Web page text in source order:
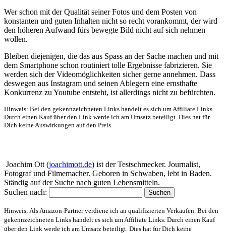
Wer schon mit der Qualität seiner Fotos und dem Posten von
konstanten und guten Inhalten nicht so recht vorankommt, der wird
den höheren Aufwand fürs bewegte Bild nicht auf sich nehmen
wollen.
Bleiben diejenigen, die das aus Spass an der Sache machen und mit
dem Smartphone schon routiniert tolle Ergebnisse fabrizieren. Sie
werden sich der Videomöglichkeiten sicher gerne annehmen. Dass
deswegen aus Instagram und seinen Ablegern eine ernsthafte
Konkurrenz zu Youtube entsteht, ist allerdings nicht zu befürchten.
Hinweis: Bei den gekennzeichneten Links handelt es sich um Affiliate Links.
Durch einen Kauf über den Link werde ich am Umsatz beteiligt. Dies hat für
Dich keine Auswirkungen auf den Preis.
Joachim Ott (joachimott.de) ist der Testschmecker. Journalist,
Fotograf und Filmemacher. Geboren in Schwaben, lebt in Baden.
Ständig auf der Suche nach guten Lebensmitteln.
Suchen nach:
Hinweis: Als Amazon-Partner verdiene ich an qualifizierten Verkäufen. Bei den
gekennzeichneten Links handelt es sich um Affiliate Links. Durch einen Kauf
über den Link werde ich am Umsatz beteiligt. Dies hat für Dich keine